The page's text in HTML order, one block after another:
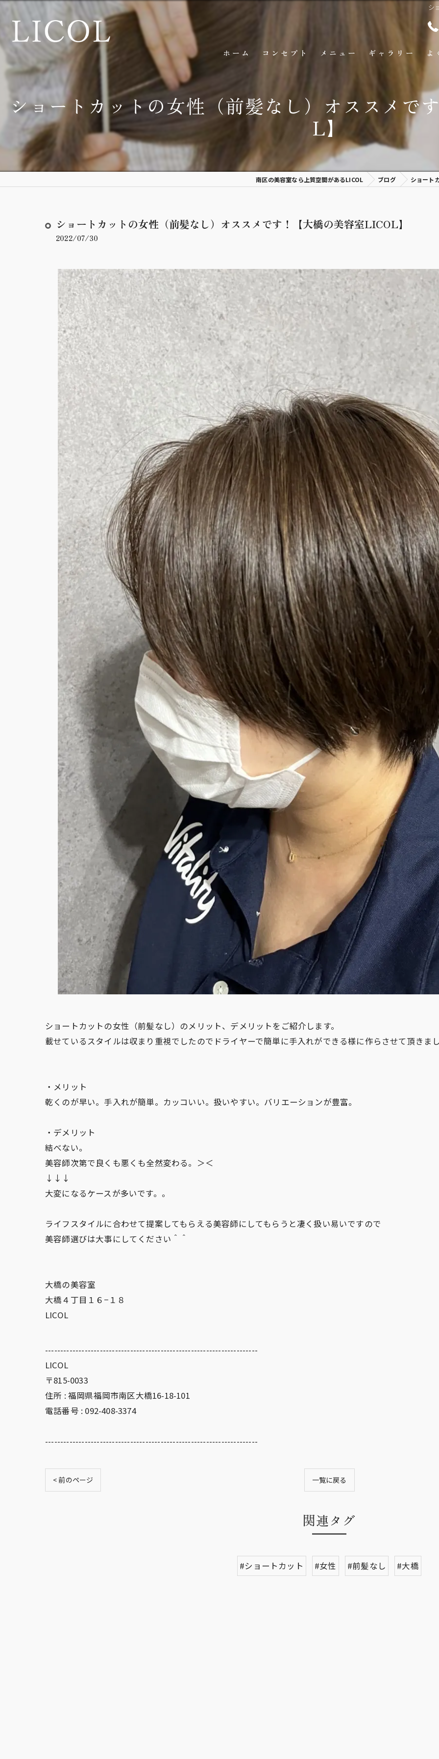
シ
ホーム コンセプト メニュー ギャラリー よ
ショートカットの女性（前髪なし）オススメで
L】
南区の美容室なら上質空間があるLICOL ブログ ショート
ショートカットの女性（前髪なし）オススメです！【大橋の美容室LICOL】
2022/07/30
ショートカットの女性（前髪なし）のメリット、デメリットをご紹介します。
載せているスタイルは収まり重視でしたのでドライヤーで簡単に手入れができる様に作らさせて頂きま
・メリット
乾くのが早い。手入れが簡単。カッコいい。扱いやすい。バリエーションが豊富。
・デメリット
結べない。
美容師次第で良くも悪くも全然変わる。＞＜
↓↓↓
大変になるケースが多いです。。
ライフスタイルに合わせて提案してもらえる美容師にしてもらうと凄く扱い易いですので
美容師選びは大事にしてください＾＾
大橋の美容室
大橋４丁目１６−１８
LICOL
----------------------------------------------------------------------
LICOL
〒815-0033
住所 : 福岡県福岡市南区大橋16-18-101
電話番号 : 092-408-3374
----------------------------------------------------------------------
< 前のページ 一覧に戻る
関連タグ
#ショートカット #女性 #前髪なし #大橋